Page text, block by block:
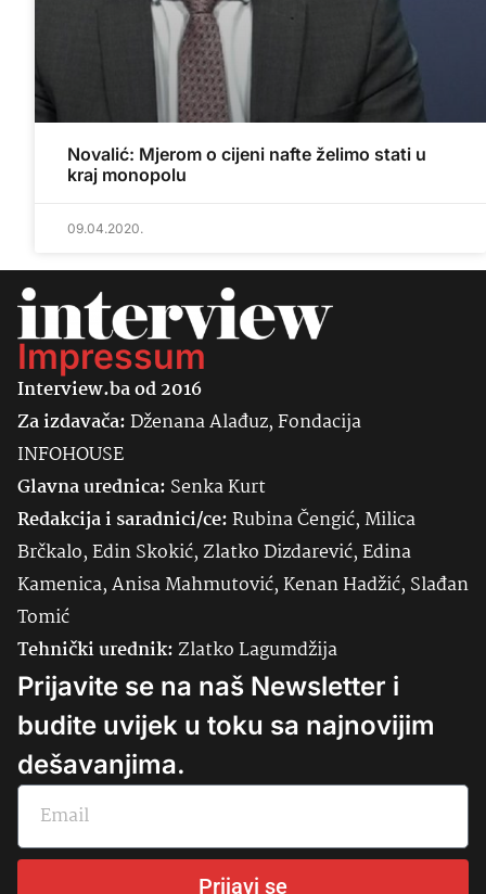
Novalić: Mjerom o cijeni nafte želimo stati u
kraj monopolu
09.04.2020.
Impressum
Interview.ba od 2016
Za izdavača:Dženana Alađuz, Fondacija
INFOHOUSE
Glavna urednica: SenkaKurt
Redakcija i saradnici/ce:Rubina Čengić, Milica
Brčkalo, Edin Skokić, Zlatko Dizdarević, Edina
Kamenica, Anisa Mahmutović, Kenan Hadžić, Slađan
Tomić
Tehnički urednik:Zlatko Lagumdžija
Prijavite se na naš Newsletter i
budite uvijek u toku sa najnovijim
dešavanjima.
Prijavi se